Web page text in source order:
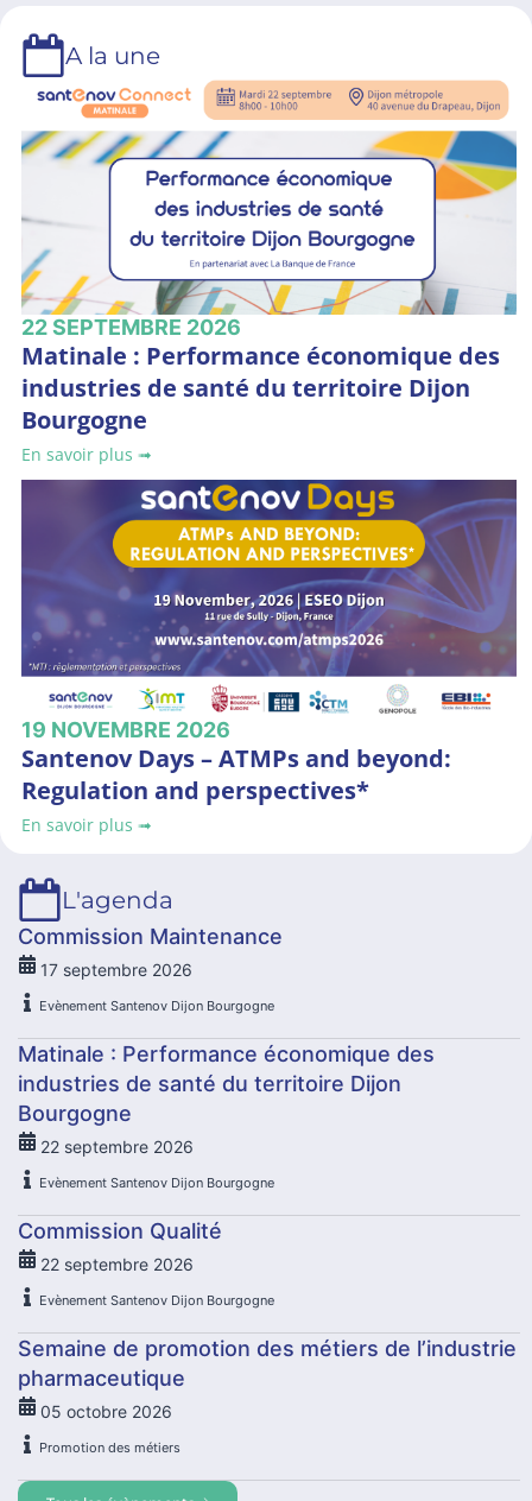
A la une
22SEPTEMBRE 2026
Matinale : Performance économique des
industries de santé du territoire Dijon
Bourgogne
En savoir plus ➟
19 NOVEMBRE 2026
Santenov Days – ATMPs and beyond:
Regulation and perspectives*
En savoir plus ➟
L'agenda
Commission Maintenance
17 septembre 2026
Evènement Santenov Dijon Bourgogne
Matinale : Performance économique des
industries de santé du territoire Dijon
Bourgogne
22 septembre 2026
Evènement Santenov Dijon Bourgogne
Commission Qualité
22 septembre 2026
Evènement Santenov Dijon Bourgogne
Semaine de promotion des métiers de l’industrie
pharmaceutique
05 octobre 2026
Promotion des métiers